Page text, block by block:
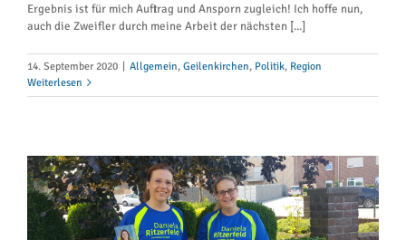
Ergebnis ist für mich Auftrag und Ansporn zugleich! Ich hoffe nun,
auch die Zweifler durch meine Arbeit der nächsten [...]
14. September 2020 Allgemein, Geilenkirchen, Politik, Region
Weiterlesen